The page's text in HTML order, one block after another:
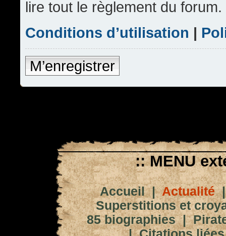
lire tout le règlement du forum.
Conditions d’utilisation |
M’enregistrer
:: MENU
Accueil|Actualité
Superstitions et
85 biographies|